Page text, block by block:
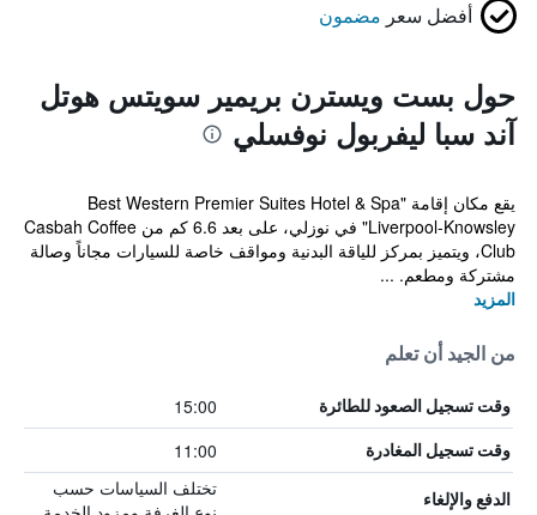
أفضل سعر مضمون
حول بست ويسترن بريمير سويتس هوتل
آند سبا ليفربول نوفسلي
يقع مكان إقامة "Best Western Premier Suites Hotel & Spa
Liverpool-Knowsley" في نوزلي، على بعد 6.6 كم من Casbah Coffee
Club، ويتميز بمركز للياقة البدنية ومواقف خاصة للسيارات مجاناً وصالة
مشتركة ومطعم. ...
المزيد
من الجيد أن تعلم
وقت تسجيل الصعود للطائرة 15:00
وقت تسجيل المغادرة 11:00
الدفع والإلغاء
تختلف السياسات حسب